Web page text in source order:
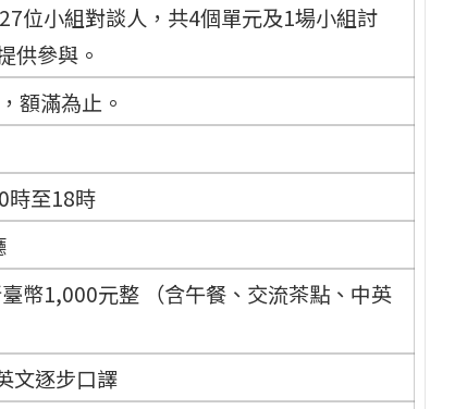
位小組對談人，共4個單元及1場小組討
供參與。
額滿為止。
時至18時
幣1,000元整 （含午餐、交流茶點、中英
文逐步口譯